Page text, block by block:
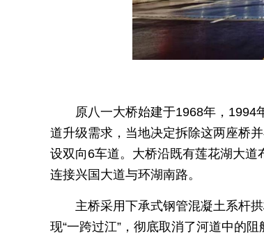
原八一大桥始建于1968年，1994
道升级需求，当地决定拆除这两座桥
设双向6车道。大桥沿既有莲花湖大
连接兴国大道与环湖南路。
主桥采用下承式钢管混凝土系杆
现“一跨过江”，彻底取消了河道中的